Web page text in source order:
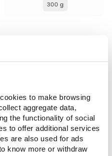
to make browsing
aggregate data,
the functionality of social
to offer additional services
are also used for ads
know more or withdraw
300 g